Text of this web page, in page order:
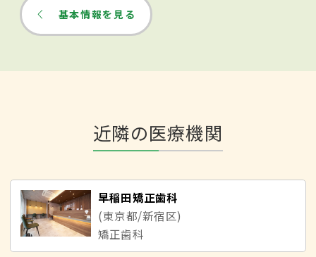
基本情報を見る
近隣の医療機関
早稲田矯正歯科
(東京都/新宿区)
矯正歯科